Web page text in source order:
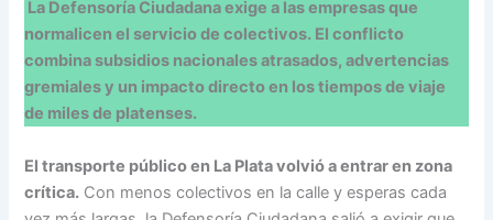
La Defensoría Ciudadana exige a las empresas que
normalicen el servicio de colectivos. El conflicto
combina subsidios nacionales atrasados, advertencias
gremiales y un impacto directo en los tiempos de viaje
de miles de platenses.
El transporte público en La Plata volvió a entrar en zona
crítica. Con menos colectivos en la calle y esperas cada